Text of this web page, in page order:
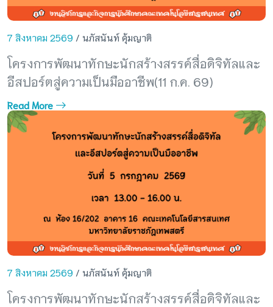
7 สิงหาคม 2569 / นภัสนันท์ คุ้มญาติ
โครงการพัฒนาทักษะนักสร้างสรรค์สื่อดิจิทัลและ
อีสปอร์ตสู่ความเป็นมืออาชีพ(11 ก.ค. 69)
Read More
7 สิงหาคม 2569 / นภัสนันท์ คุ้มญาติ
โครงการพัฒนาทักษะนักสร้างสรรค์สื่อดิจิทัลและ